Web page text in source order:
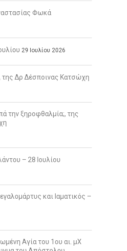
Φωκά
29 Ιουλίου 2026
Δρ Δέσποινας Κατσώχη
την ξηροφθαλμία;, της
– 28 Ιουλίου
και Ιαματικός –
Αγία του 1ου αι. μΧ